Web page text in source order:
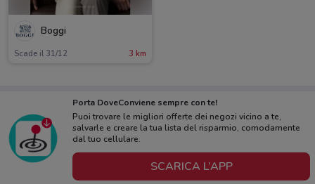
Boggi
Scade il 31/12 3 km
Porta DoveConviene sempre con te!
Puoi trovare le migliori offerte dei negozi vicino a te,
salvarle e creare la tua lista del risparmio, comodamente
dal tuo cellulare.
SCARICA L’APP